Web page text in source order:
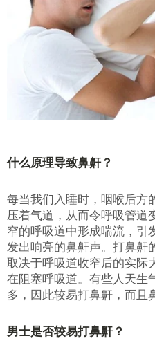
什么原理导致鼻鼾？
每当我们入睡时，咽喉后方
压着气道，从而令呼吸管道
窄的呼吸道中形成喘流，引
发出响亮的鼻鼾声。打鼻鼾
取决于呼吸道收窄后的实际
在阻塞呼吸道。有些人天生
多，因此较易打鼻鼾，而且
男士是否较易打鼻鼾？